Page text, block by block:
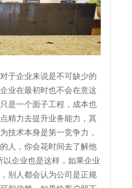
企业来说是不可缺少的
业在最初时也不会在意这
是一个面子工程，成本也
精力去提升业务能力，其
技术本身是第一竞争力，
人，你会花时间去了解他
以企业也是这样，如果企业
别人都会认为公司是正规